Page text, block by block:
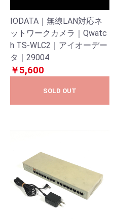
IODATA｜無線LAN対応ネ
ットワークカメラ｜Qwatc
h TS-WLC2｜アイオーデー
タ｜29004
￥5,600
SOLD OUT